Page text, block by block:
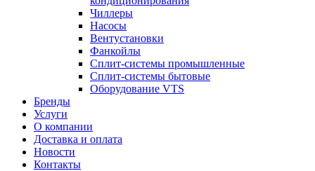
Чиллеры
Насосы
Вентустановки
Фанкойлы
Сплит-системы промышленные
Сплит-системы бытовые
Оборудование VTS
Бренды
Услуги
О компании
Доставка и оплата
Новости
Контакты